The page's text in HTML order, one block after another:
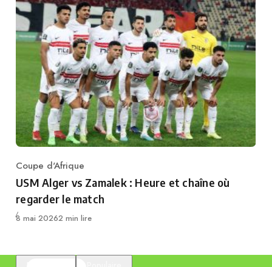
Category
Coupe d'Afrique
USM Alger vs Zamalek : Heure et chaîne où
regarder le match
Publié
8 mai 20262 min lire